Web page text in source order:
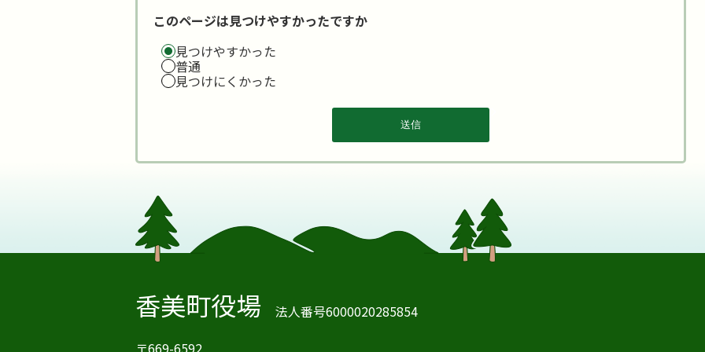
このページは見つけやすかったですか
見つけやすかった
普通
見つけにくかった
香美町役場
法人番号6000020285854
〒669-6592